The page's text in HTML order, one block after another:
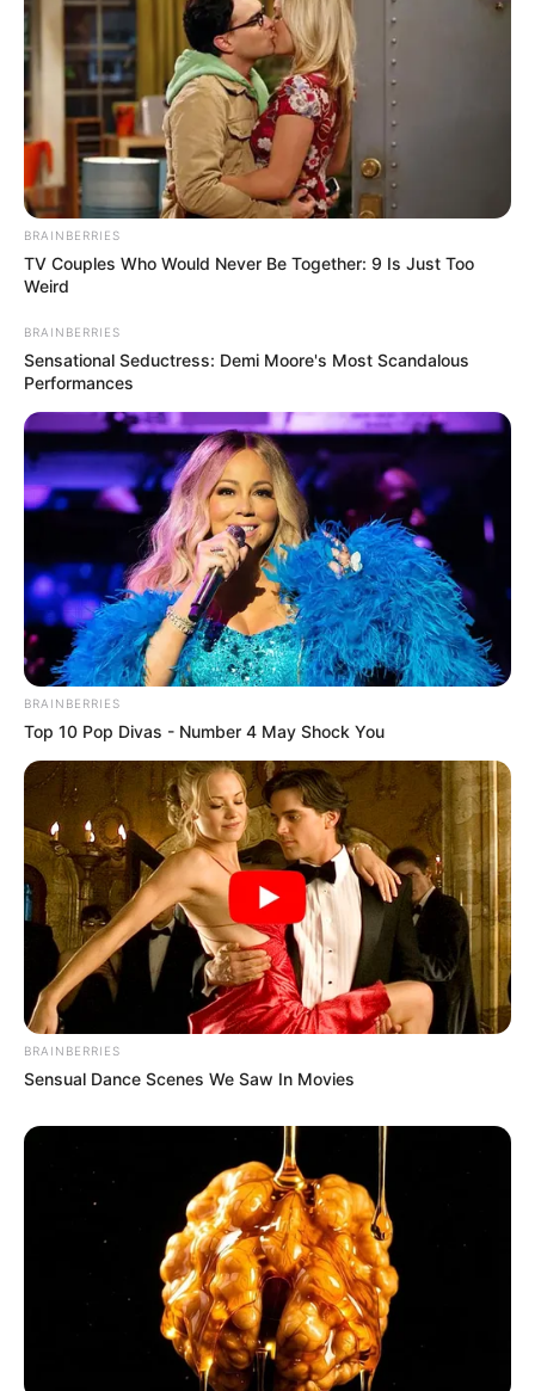
BRAINBERRIES
TV Couples Who Would Never Be Together: 9 Is Just Too
Weird
BRAINBERRIES
Sensational Seductress: Demi Moore's Most Scandalous
Performances
BRAINBERRIES
Top 10 Pop Divas - Number 4 May Shock You
BRAINBERRIES
Sensual Dance Scenes We Saw In Movies